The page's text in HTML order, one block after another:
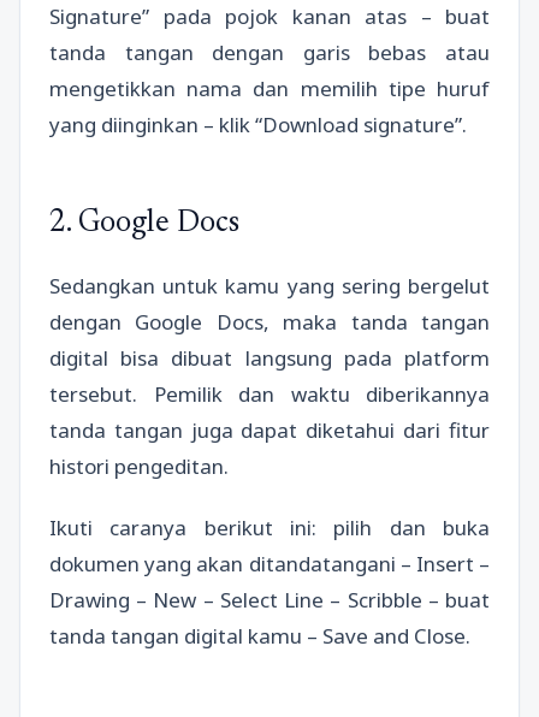
Signature” pada pojok kanan atas – buat
tanda tangan dengan garis bebas atau
mengetikkan nama dan memilih tipe huruf
yang diinginkan – klik “Download signature”.
2. Google Docs
Sedangkan untuk kamu yang sering bergelut
dengan Google Docs, maka tanda tangan
digital bisa dibuat langsung pada platform
tersebut. Pemilik dan waktu diberikannya
tanda tangan juga dapat diketahui dari fitur
histori pengeditan.
Ikuti caranya berikut ini: pilih dan buka
dokumen yang akan ditandatangani – Insert –
Drawing – New – Select Line – Scribble – buat
tanda tangan digital kamu – Save and Close.